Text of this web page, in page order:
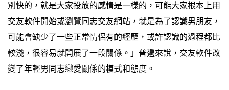
別快的，就是大家投放的感情是一樣的，可能大家根本上用
交友軟件開始或瀏覽同志交友網站，就是為了認識男朋友，
可能會缺少了一些正常情侶有的經歷，或許認識的過程都比
較淺，很容易就開展了一段關係。」普遍來說，交友軟件改
變了年輕男同志戀愛關係的模式和態度。